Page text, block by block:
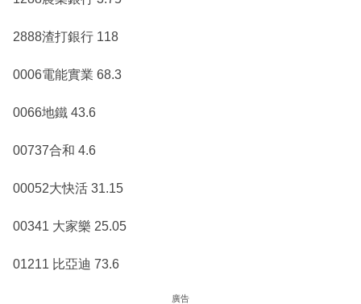
2888渣打銀行 118
0006電能實業 68.3
0066地鐵 43.6
00737合和 4.6
00052大快活 31.15
00341 大家樂 25.05
01211 比亞迪 73.6
廣告